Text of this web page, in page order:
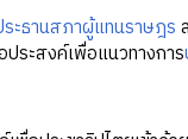
ะธานสภาผู้แทนราษฎร
ระสงค์เพื่อแนวทางการ